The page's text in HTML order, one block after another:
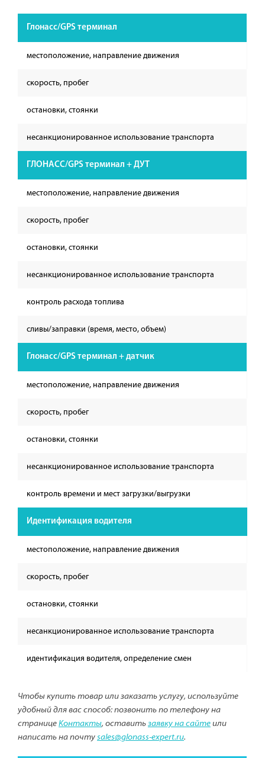
Глонасс/GPS терминал
местоположение, направление движения
скорость, пробег
остановки, стоянки
несанкционированное использование транспорта
ГЛОНАСС/GPS терминал + ДУТ
местоположение, направление движения
скорость, пробег
остановки, стоянки
несанкционированное использование транспорта
контроль расхода топлива
сливы/заправки (время, место, объем)
Глонасс/GPS терминал + датчик
местоположение, направление движения
скорость, пробег
остановки, стоянки
несанкционированное использование транспорта
контроль времени и мест загрузки/выгрузки
Идентификация водителя
местоположение, направление движения
скорость, пробег
остановки, стоянки
несанкционированное использование транспорта
идентификация водителя, определение смен
Чтобы купить товар или заказать услугу, используйте
удобный для вас способ: позвонить по телефону на
странице Контакты, оставить заявку на сайте или
написать на почту sales@glonass-expert.ru.